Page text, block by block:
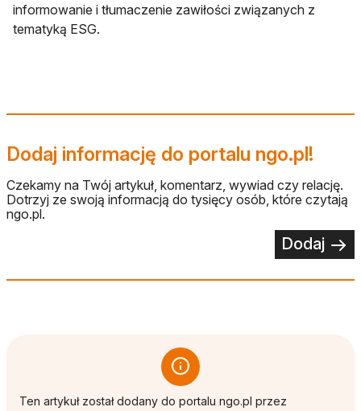
informowanie i tłumaczenie zawiłości związanych z
tematyką ESG.
Dodaj informację do portalu ngo.pl!
Czekamy na Twój artykuł, komentarz, wywiad czy relację.
Dotrzyj ze swoją informacją do tysięcy osób, które czytają
ngo.pl.
Dodaj
Ten artykuł został dodany do portalu ngo.pl przez